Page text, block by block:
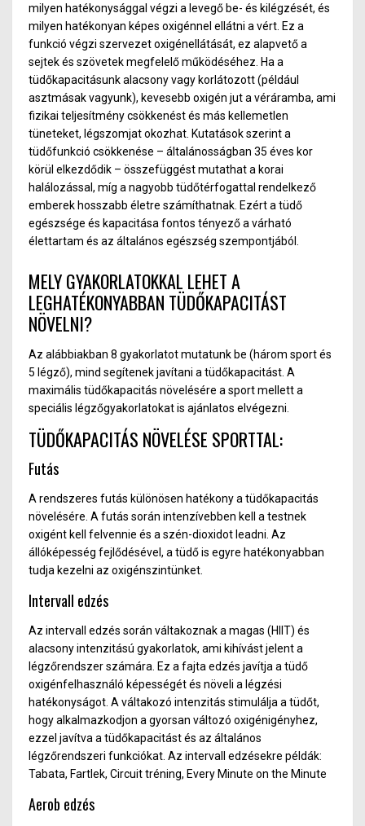
milyen hatékonysággal végzi a levegő be- és kilégzését, és
milyen hatékonyan képes oxigénnel ellátni a vért. Ez a
funkció végzi szervezet oxigénellátását, ez alapvető a
sejtek és szövetek megfelelő működéséhez. Ha a
tüdőkapacitásunk alacsony vagy korlátozott (például
asztmásak vagyunk), kevesebb oxigén jut a véráramba, ami
fizikai teljesítmény csökkenést és más kellemetlen
tüneteket, légszomjat okozhat. Kutatások szerint a
tüdőfunkció csökkenése – általánosságban 35 éves kor
körül elkezdődik – összefüggést mutathat a korai
halálozással, míg a nagyobb tüdőtérfogattal rendelkező
emberek hosszabb életre számíthatnak. Ezért a tüdő
egészsége és kapacitása fontos tényező a várható
élettartam és az általános egészség szempontjából.
MELY GYAKORLATOKKAL LEHET A
LEGHATÉKONYABBAN TÜDŐKAPACITÁST
NÖVELNI?
Az alábbiakban 8 gyakorlatot mutatunk be (három sport és
5 légző), mind segítenek javítani a tüdőkapacitást. A
maximális tüdőkapacitás növelésére a sport mellett a
speciális légzőgyakorlatokat is ajánlatos elvégezni.
TÜDŐKAPACITÁS NÖVELÉSE SPORTTAL:
Futás
A rendszeres futás különösen hatékony a tüdőkapacitás
növelésére. A futás során intenzívebben kell a testnek
oxigént kell felvennie és a szén-dioxidot leadni. Az
állóképesség fejlődésével, a tüdő is egyre hatékonyabban
tudja kezelni az oxigénszintünket.
Intervall edzés
Az intervall edzés során váltakoznak a magas (HIIT) és
alacsony intenzitású gyakorlatok, ami kihívást jelent a
légzőrendszer számára. Ez a fajta edzés javítja a tüdő
oxigénfelhasználó képességét és növeli a légzési
hatékonyságot. A váltakozó intenzitás stimulálja a tüdőt,
hogy alkalmazkodjon a gyorsan változó oxigénigényhez,
ezzel javítva a tüdőkapacitást és az általános
légzőrendszeri funkciókat. Az intervall edzésekre példák:
Tabata, Fartlek, Circuit tréning, Every Minute on the Minute
Aerob edzés